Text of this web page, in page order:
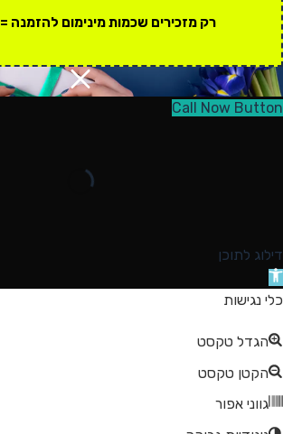
רק מזכירים שכמות מינימום להזמנה = 2000 ₪
Call Now Button
דילוג לתוכן
פתח
סרגל
כלי נגישות
הגדל טקסט
הקטן טקסט
גווני אפור